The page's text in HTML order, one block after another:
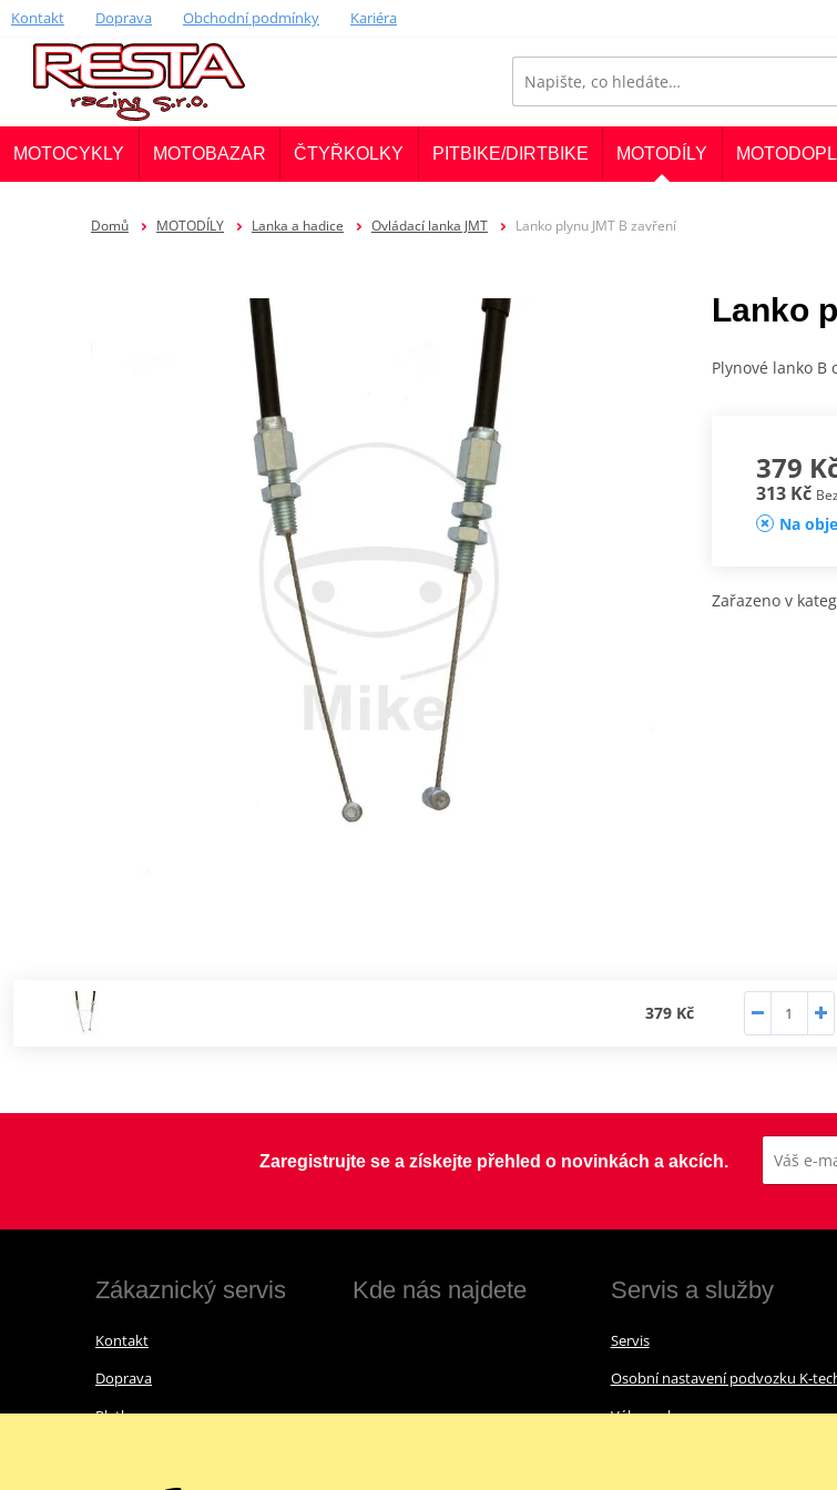
Kontakt Doprava Obchodní podmínky Kariéra
MOTOCYKLY MOTOBAZAR ČTYŘKOLKY PITBIKE/DIRTBIKE MOTODÍLY
Domů MOTODÍLY Lanka a hadice Ovládací lanka JMT Lanko plynu JMT B zavření
Lanko
Plynové lanko B
379
313 Kč
Na
Zařazeno v
379 Kč
Zaregistrujte se a získejte přehled o novinkách a akcích.
Zákaznický servis
Kontakt
Doprava
Platba
Kde nás najdete Servis a služby
Servis
Osobní nastavení podvozku K-
Výkup a bazar